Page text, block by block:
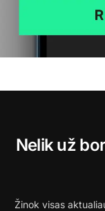
Nelik už
Žinok visas